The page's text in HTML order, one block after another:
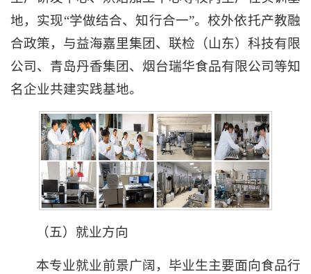
地，实现“学做结合、知行合一”。校外依托产教融
合政策，与益海嘉里集团、联检（山东）科技有限
公司、青岛丹香集团、烟台瑞华食品有限公司等知
名企业共建实践基地。
（五）就业方向
本专业就业前景广阔，毕业生主要面向食品行